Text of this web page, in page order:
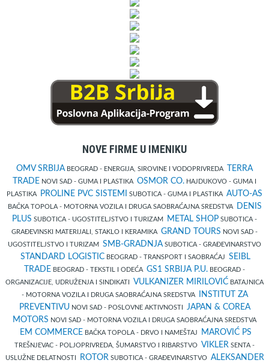
NOVE FIRME U IMENIKU
OMV SRBIJA BEOGRAD - ENERGIJA, SIROVINE I VODOPRIVREDA
TERRA
TRADE NOVI SAD - GUMA I PLASTIKA OSMOR CO. HAJDUKOVO - GUMA I
PLASTIKA
PROLINE PVC SISTEMI SUBOTICA - GUMA I PLASTIKA AUTO-AS
BAČKA TOPOLA - MOTORNA VOZILA I DRUGA SAOBRAĆAJNA SREDSTVA
DENIS
PLUS SUBOTICA - UGOSTITELJSTVO I TURIZAM METAL SHOP SUBOTICA -
GRAĐEVINSKI MATERIJALI, STAKLO I KERAMIKA GRAND TOURS NOVI SAD -
UGOSTITELJSTVO I TURIZAM SMB-GRADNJA SUBOTICA - GRAĐEVINARSTVO
STANDARD LOGISTIC BEOGRAD - TRANSPORT I SAOBRAĆAJ SEIBL
TRADE BEOGRAD - TEKSTIL I ODEĆA GS1 SRBIJA P.U. BEOGRAD -
ORGANIZACIJE, UDRUŽENJA I SINDIKATI VULKANIZER MIRILOVIĆ BATAJNICA
- MOTORNA VOZILA I DRUGA SAOBRAĆAJNA SREDSTVA
INSTITUT ZA
PREVENTIVUNOVI SAD - POSLOVNE AKTIVNOSTI
JAPAN & COREA
MOTORS NOVI SAD - MOTORNA VOZILA I DRUGA SAOBRAĆAJNA SREDSTVA
EM COMMERCE BAČKA TOPOLA - DRVO I NAMEŠTAJ MAROVIĆ PS
TREŠNJEVAC - POLJOPRIVREDA, ŠUMARSTVO I RIBARSTVO VIKLER SENTA -
USLUŽNE DELATNOSTI
ROTOR SUBOTICA - GRAĐEVINARSTVO ALEKSANDER